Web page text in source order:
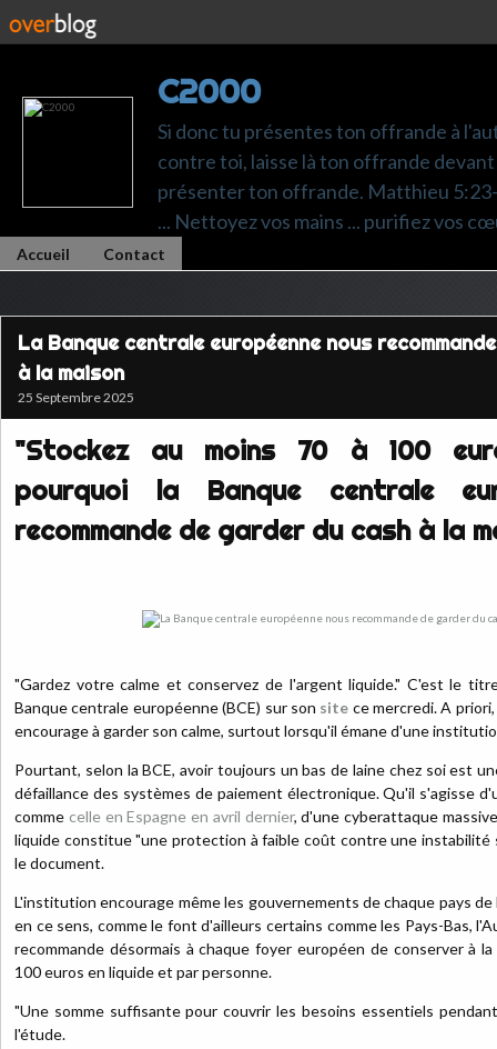
C2000
Si donc tu présentes ton offrande à
contre toi, laisse là ton offrande
présenter ton offrande. Matthieu 5:23-
... Nettoyez vos mains ... purifiez vos
Accueil Contact
La Banque centrale européenne nous
à la maison
25 Septembre 2025
"Stockez au moins 70 à 100
pourquoi la Banque centrale
recommande de garder du cash à la
"Gardez votre calme et conservez de l'argent liquide." C'est le
Banque centrale européenne (BCE) sur son site ce mercredi. A
encourage à garder son calme, surtout lorsqu'il émane d'une
Pourtant, selon la BCE, avoir toujours un bas de laine chez soi est
défaillance des systèmes de paiement électronique. Qu'il s'agisse
comme celle en Espagne en avril dernier, d'une cyberattaque
liquide constitue "une protection à faible coût contre une instabilité
le document.
L'institution encourage même les gouvernements de chaque pays
en ce sens, comme le font d'ailleurs certains comme les Pays-Bas,
recommande désormais à chaque foyer européen de conserver à
100 euros en liquide et par personne.
"Une somme suffisante pour couvrir les besoins essentiels
l'étude.